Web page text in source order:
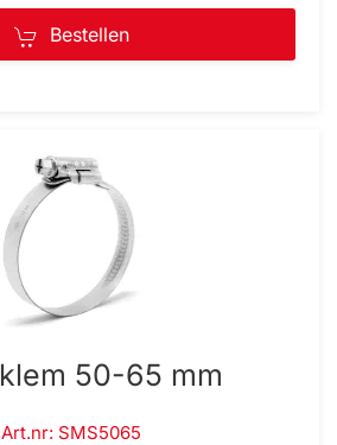
Bestellen
50-65 mm
Art.nr: SMS5065